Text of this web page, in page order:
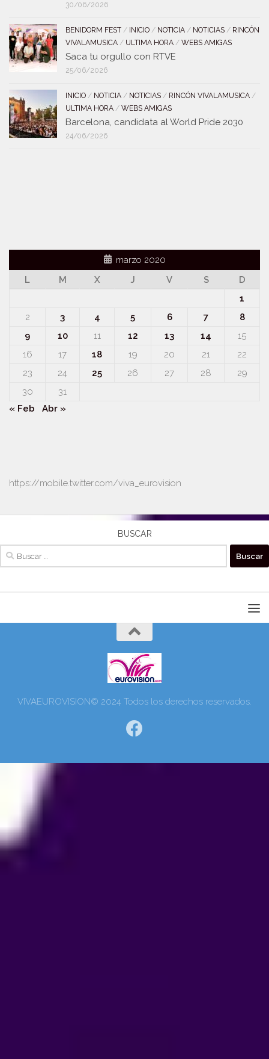
30/06/2026
BENIDORM FEST / INICIO / NOTICIA / NOTICIAS / RINCÓN
VIVALAMUSICA / ULTIMA HORA / WEBS AMIGAS
Saca tu orgullo con RTVE
25/06/2026
INICIO / NOTICIA / NOTICIAS / RINCÓN VIVALAMUSICA /
ULTIMA HORA / WEBS AMIGAS
Barcelona, candidata al World Pride 2030
24/06/2026
marzo 2020
L
M X J V S
D
1
2
3 4 5 6 7
8
9
10 11 12 13 14
15
16
17 18 19 20 21
22
23
24 25 26 27 28
29
30
31
« Feb
Abr »
https://mobile.twitter.com/viva_eurovision
BUSCAR
VIVAEUROVISION© 2024 Todos los derechos reservados.